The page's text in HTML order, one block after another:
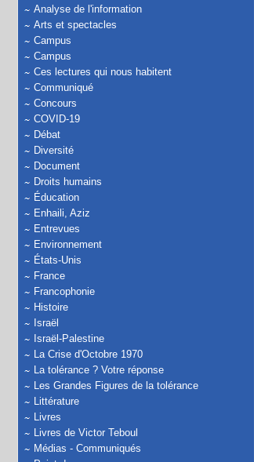
Analyse de l'information
Arts et spectacles
Campus
Campus
Ces lectures qui nous habitent
Communiqué
Concours
COVID-19
Débat
Diversité
Document
Droits humains
Éducation
Enhaili, Aziz
Entrevues
Environnement
États-Unis
France
Francophonie
Histoire
Israël
Israël-Palestine
La Crise d'Octobre 1970
La tolérance ? Votre réponse
Les Grandes Figures de la tolérance
Littérature
Livres
Livres de Victor Teboul
Médias - Communiqués